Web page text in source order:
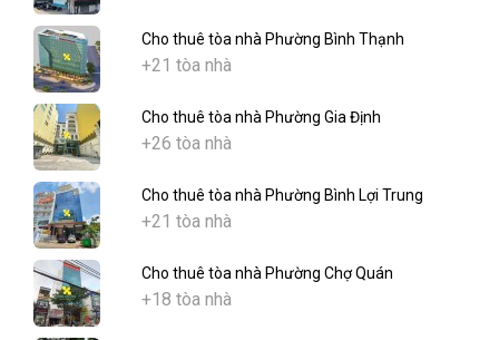
Cho thuê tòa nhà Phường Bình Thạnh
+21 tòa nhà
Cho thuê tòa nhà Phường Gia Định
+26 tòa nhà
Cho thuê tòa nhà Phường Bình Lợi Trung
+21 tòa nhà
Cho thuê tòa nhà Phường Chợ Quán
+18 tòa nhà